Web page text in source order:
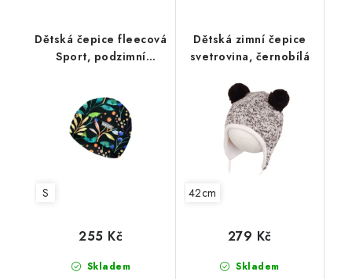
Dětská čepice fleecová
Sport, podzimní
S
Skladem
255 Kč
Dětská zimní čepice
svetrovina, černobílá
42cm
Skladem
279 Kč